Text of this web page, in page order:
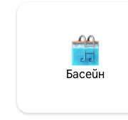
Басейн